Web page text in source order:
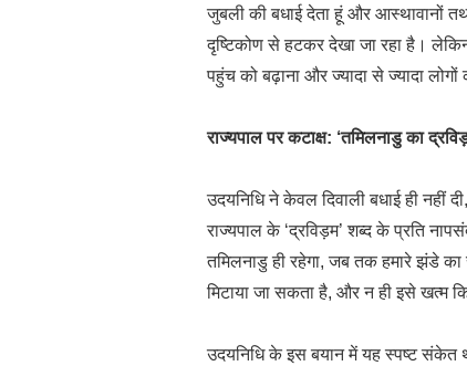
जुबली की बधाई देता हूं और आस्थावानों
दृष्टिकोण से हटकर देखा जा रहा है।
पहुंच को बढ़ाना और ज्यादा से ज्यादा
राज्यपाल पर कटाक्ष: ‘तमिलनाडु का
उदयनिधि ने केवल दिवाली बधाई ही नहीं
राज्यपाल के ‘द्रविड़म’ शब्द के प्रति
तमिलनाडु ही रहेगा, जब तक हमारे झंडे
मिटाया जा सकता है, और न ही इसे खत्म
उदयनिधि के इस बयान में यह स्पष्ट संकेत